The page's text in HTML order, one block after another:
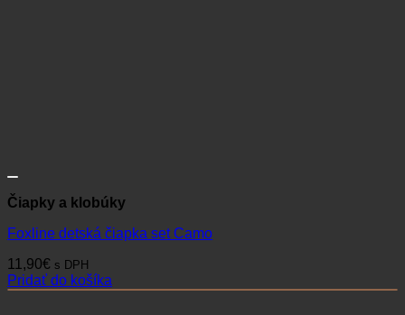
Čiapky a klobúky
Foxline detská čiapka set Camo
11,90€ s DPH
Pridať do košíka